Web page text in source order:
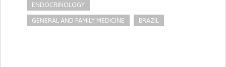
ENDOCRINOLOGY
GENERAL AND FAMILY MEDICINE BRAZIL